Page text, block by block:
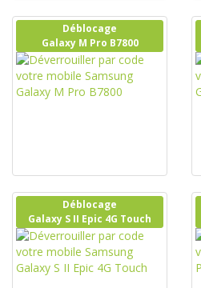
Déblocage
Galaxy M Pro B7800
Déblocage
Galaxy S II Epic 4G Touch